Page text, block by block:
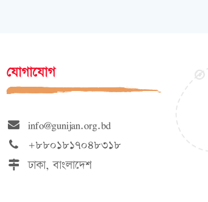
যোগাযোগ
info@gunijan.org.bd
+৮৮০১৮১৭০৪৮৩১৮
ঢাকা, বাংলাদেশ